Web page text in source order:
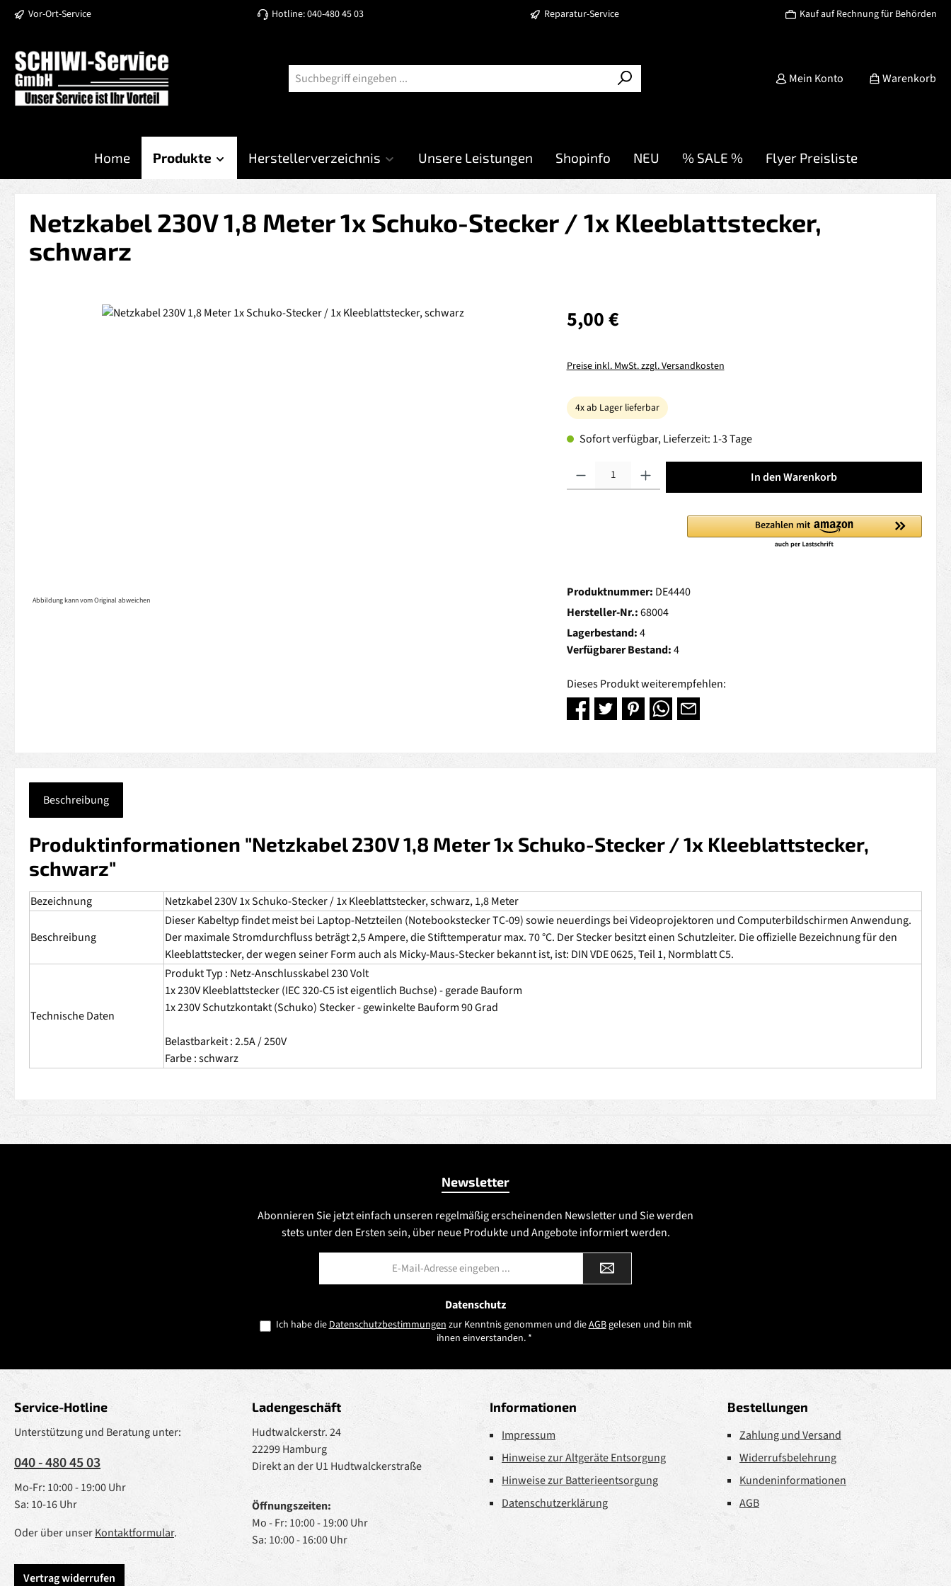
Hauptinhalt springen
Zur Suche springen
Zur Hauptnavigation springen
Vor-Ort-Service Hotline: 040-480 45 03 Reparatur-Service Kauf auf Rechnung für Behörden
Mein Konto Warenkorb
Home Produkte Herstellerverzeichnis Unsere Leistungen Shopinfo NEU % SALE % Flyer Preisliste
Netzkabel 230V 1,8 Meter 1x Schuko-Stecker / 1x Kleeblattstecker,
schwarz
Bildergalerie überspringen
Abbildung kann vom Original abweichen
Regulärer Preis:
5,00 €
Preise inkl. MwSt. zzgl. Versandkosten
4x ab Lager lieferbar
Sofort verfügbar, Lieferzeit: 1-3 Tage
Produkt Anzahl: Gib den gewünschten Wert ein oder benutze die Schaltflächen um die
In den Warenkorb
Produktnummer: DE4440
Hersteller-Nr.:68004
Lagerbestand:4
Verfügbarer Bestand:4
Dieses Produkt weiterempfehlen:
Beschreibung
Produktinformationen "Netzkabel 230V 1,8 Meter 1x Schuko-Stecker / 1x Kleeblattstecker,
schwarz"
Bezeichnung Netzkabel 230V 1x Schuko-Stecker / 1x Kleeblattstecker, schwarz, 1,8 Meter
Beschreibung
Dieser Kabeltyp findet meist bei Laptop-Netzteilen (Notebookstecker TC-09) sowie neuerdings bei Videoprojektoren und Computerbildschirmen Anwendung.
Der maximale Stromdurchfluss beträgt 2,5 Ampere, die Stifttemperatur max. 70 °C. Der Stecker besitzt einen Schutzleiter. Die offizielle Bezeichnung für den
Kleeblattstecker, der wegen seiner Form auch als Micky-Maus-Stecker bekannt ist, ist: DIN VDE 0625, Teil 1, Normblatt C5.
Technische Daten
Produkt Typ : Netz-Anschlusskabel 230 Volt
1x 230V Kleeblattstecker (IEC 320-C5 ist eigentlich Buchse) - gerade Bauform
1x 230V Schutzkontakt (Schuko) Stecker - gewinkelte Bauform 90 Grad
Belastbarkeit : 2.5A / 250V
Farbe : schwarz
Newsletter
Abonnieren Sie jetzt einfach unseren regelmäßig erscheinenden Newsletter und Sie werden
stets unter den Ersten sein, über neue Produkte und Angebote informiert werden.
Datenschutz
Ich habe dieDatenschutzbestimmungenzur Kenntnis genommen und dieAGBgelesen und bin mit
ihnen einverstanden. *
Service-Hotline
Unterstützung und Beratung unter:
040 - 480 45 03
Mo-Fr: 10:00 - 19:00 Uhr
Sa: 10-16 Uhr
Oder über unserKontaktformular.
Vertrag widerrufen
Ladengeschäft
Hudtwalckerstr. 24
22299 Hamburg
Direkt an der U1 Hudtwalckerstraße
Öffnungszeiten:
Mo - Fr: 10:00 - 19:00 Uhr
Sa: 10:00 - 16:00 Uhr
Informationen
Impressum
Hinweise zur Altgeräte Entsorgung
Hinweise zur Batterieentsorgung
Datenschutzerklärung
Bestellungen
Zahlung und Versand
Widerrufsbelehrung
Kundeninformationen
AGB